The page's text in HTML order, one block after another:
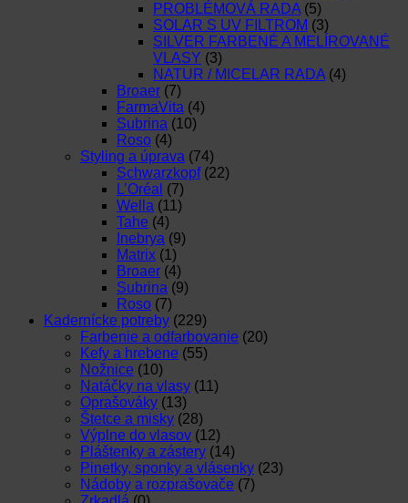
PROBLÉMOVÁ RADA (5)
SOLAR S UV FILTROM (3)
SILVER FARBENÉ A MELÍROVANÉ
VLASY (3)
NATUR / MICELAR RADA (4)
Broaer (7)
FarmaVita (4)
Subrina (10)
Roso (4)
Styling a úprava (74)
Schwarzkopf (22)
L’Oréal (7)
Wella (11)
Tahe (4)
Inebrya (9)
Matrix (1)
Broaer (4)
Subrina (9)
Roso (7)
Kadernícke potreby (229)
Farbenie a odfarbovanie (20)
Kefy a hrebene (55)
Nožnice (10)
Natáčky na vlasy (11)
Oprašováky (13)
Štetce a misky (28)
Výplne do vlasov (12)
Pláštenky a zástery (14)
Pinetky, sponky a vlásenky (23)
Nádoby a rozprašovače (7)